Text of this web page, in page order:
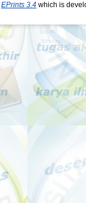
EPrints 3.4 which is